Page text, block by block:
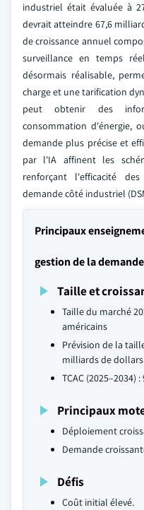
industriel était évaluée à
devrait atteindre 67,6
de croissance annuel
surveillance en temps
désormais réalisable,
charge et une tarification
peut obtenir des
consommation d'énergie,
demande plus précise et
par l'IA affinent les
renforçant l'efficacité
demande côté industriel
Principaux
gestion de la
Taille et
Taille du marché
américains
Prévision de la
milliards de
TCAC (2025–2034) :
Principaux
Déploiement
Demande
Défis
Coût initial élevé.